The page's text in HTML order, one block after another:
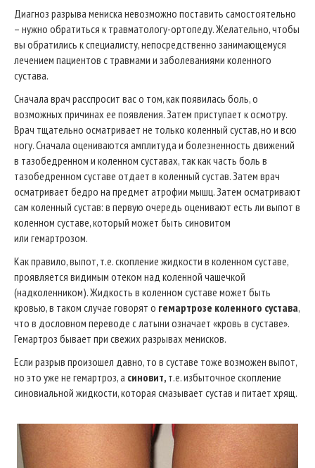
Диагноз разрыва мениска невозможно поставить самостоятельно
– нужно обратиться к травматологу-ортопеду. Желательно, чтобы
вы обратились к специалисту, непосредственно занимающемуся
лечением пациентов с травмами и заболеваниями коленного
сустава.
Сначала врач расспросит вас о том, как появилась боль, о
возможных причинах ее появления. Затем приступает к осмотру.
Врач тщательно осматривает не только коленный сустав, но и всю
ногу. Сначала оцениваются амплитуда и болезненность движений
в тазобедренном и коленном суставах, так как часть боль в
тазобедренном суставе отдает в коленный сустав. Затем врач
осматривает бедро на предмет атрофии мышц. Затем осматривают
сам коленный сустав: в первую очередь оценивают есть ли выпот в
коленном суставе, который может быть синовитом
или гемартрозом.
Как правило, выпот, т.е. скопление жидкости в коленном суставе,
проявляется видимым отеком над коленной чашечкой
(надколенником). Жидкость в коленном суставе может быть
кровью, в таком случае говорят о гемартрозе коленного сустава,
что в дословном переводе с латыни означает «кровь в суставе».
Гемартроз бывает при свежих разрывах менисков.
Если разрыв произошел давно, то в суставе тоже возможен выпот,
но это уже не гемартроз, а синовит, т.е. избыточное скопление
синовиальной жидкости, которая смазывает сустав и питает хрящ.